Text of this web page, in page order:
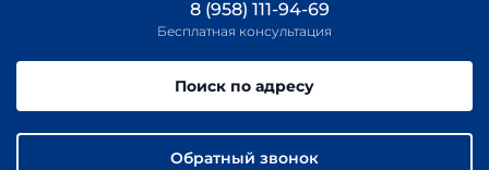
8 (958) 111-94-69
Бесплатная консультация
Поиск по адресу
Обратный звонок